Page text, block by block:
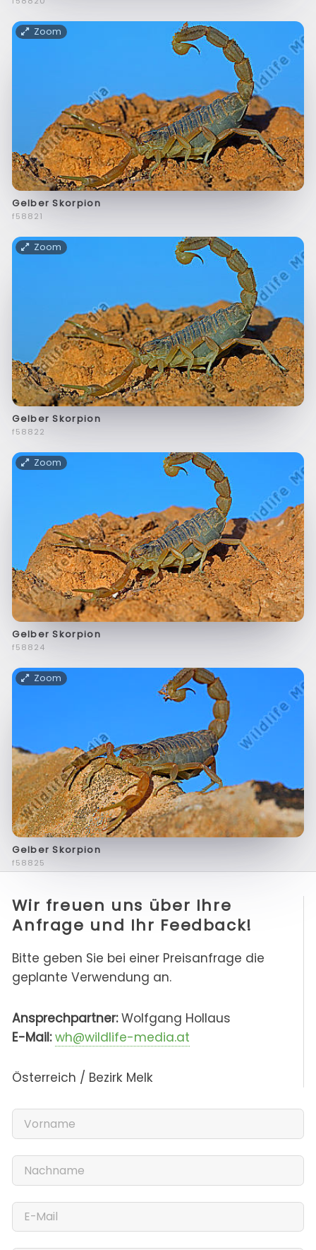
Zoom
Gelber Skorpion
f58821
Zoom
Gelber Skorpion
f58822
Zoom
Gelber Skorpion
f58824
Zoom
Gelber Skorpion
f58825
Wir freuen uns über Ihre
Anfrage und Ihr Feedback!
Bitte geben Sie bei einer Preisanfrage die
geplante Verwendung an.
Ansprechpartner:Wolfgang Hollaus
E-Mail: wh@wildlife-media.at
Österreich / Bezirk Melk